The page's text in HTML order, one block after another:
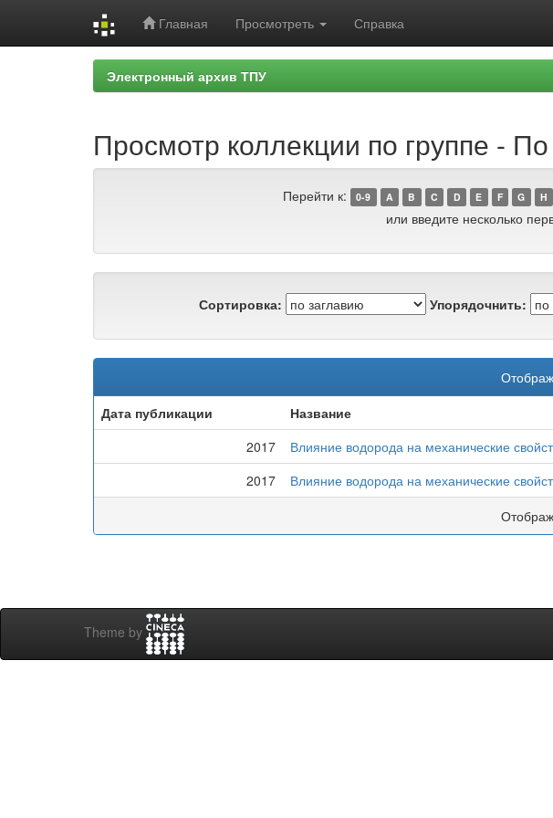
Главная Просмотреть Справка
Электронный архив ТПУ
Просмотр коллекции по группе -
Перейти к: 0-9 A B C D E F G H
или введите несколько
Сортировка: Упорядочнить:
Дата публикации
Название
2017
Влияние водорода на механические
2017
Влияние водорода на механические
Theme by